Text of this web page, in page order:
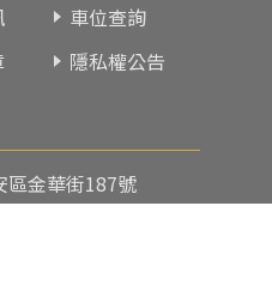
車位查詢
隱私權公告
區金華街187號